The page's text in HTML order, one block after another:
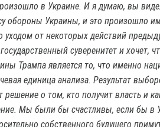
в Украине. И я думаю, вы
обороны Украины, и это произошло
уходом от некоторых действий
суверенитет и хочет,
Трампа является то, что именно
единица анализа. Результат
о том, кто получит власть и
Мы были бы счастливы, если бы в
собственного будущего